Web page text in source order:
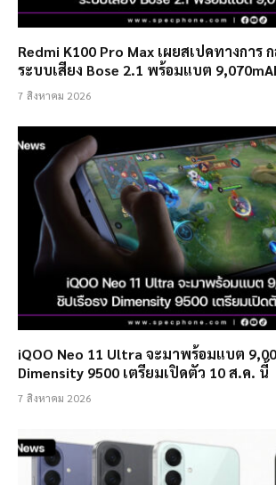
Redmi K100 Pro Max เผยสเปคทางการ
ระบบเสียง Bose 2.1 พร้อมแบต
7 สิงหาคม 2026
iQOO Neo 11 Ultra จะมาพร้อมแบต
Dimensity 9500 เตรียมเปิดตัว 10 ส.ค. นี้
7 สิงหาคม 2026